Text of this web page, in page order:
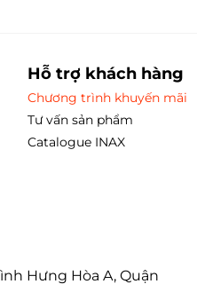
Hỗ trợ khách hàng
Chương trình khuyến mãi
Tư vấn sản phẩm
Catalogue INAX
Hưng Hòa A, Quận